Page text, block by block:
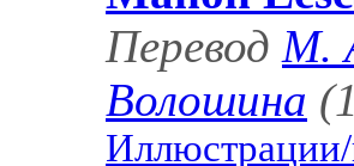
Перевод М.
Волошина